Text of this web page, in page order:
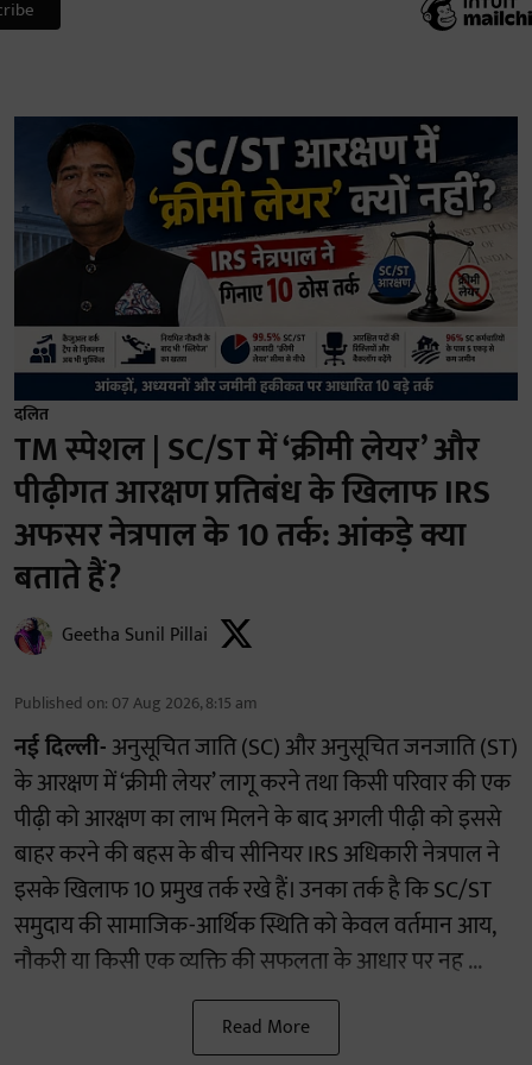
दलित
TM स्पेशल | SC/ST में ‘क्रीमी लेयर’ और
पीढ़ीगत आरक्षण प्रतिबंध के खिलाफ IRS
अफसर नेत्रपाल के 10 तर्क: आंकड़े क्या
बताते हैं?
Geetha Sunil Pillai
Published on: 07 Aug 2026, 8:15 am
नई दिल्ली-अनुसूचित जाति (SC) और अनुसूचित जनजाति (ST)
के आरक्षण में ‘क्रीमी लेयर’ लागू करने तथा किसी परिवार की एक
पीढ़ी को आरक्षण का लाभ मिलने के बाद अगली पीढ़ी को इससे
बाहर करने की बहस के बीच सीनियर IRS अधिकारी नेत्रपाल ने
इसके खिलाफ 10 प्रमुख तर्क रखे हैं। उनका तर्क है कि SC/ST
समुदाय की सामाजिक-आर्थिक स्थिति को केवल वर्तमान आय,
नौकरी या किसी एक व्यक्ति की सफलता के आधार पर नह ...
Read More